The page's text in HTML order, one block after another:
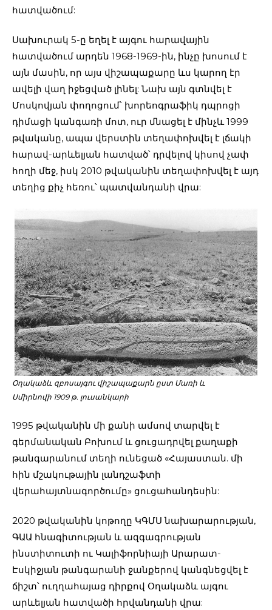
հատվածում:
Սախուրակ 5-ը եղել է այգու հարավային
հատվածում արդեն 1968-1969-ին, ինչը խոսում է
այն մասին, որ այս վիշապաքարը ևս կարող էր
ավելի վաղ իջեցված լինել: Նախ այն գտնվել է
Մոսկովյան փողոցում՝ խորեոգրաֆիկ դպրոցի
դիմացի կանգառի մոտ, ուր մնացել է մինչև 1999
թվականը, ապա վերստին տեղափոխվել է լճակի
հարավ-արևելյան հատված՝ դրվելով կիսով չափ
հողի մեջ, իսկ 2010 թվականին տեղափոխվել է այդ
տեղից քիչ հեռու՝ պատվանդանի վրա:
Օղակաձև զբոսայգու վիշապաքարն ըստ Մառի և
Սմիրնովի 1909 թ. լուսանկարի
1995 թվականին մի քանի ամսով տարվել է
գերմանական Բոխում և ցուցադրվել քաղաքի
թանգարանում տեղի ունեցած «Հայաստան. մի
հին մշակութային լանդշաֆտի
վերահայտնագործումը» ցուցահանդեսին:
2020 թվականին կոթողը ԿԳՄՍ նախարարության,
ԳԱԱ հնագիտության և ազգագրության
ինստիտուտի ու Կալիֆորնիայի Արարատ-
Էսկիջյան թանգարանի ջանքերով կանգնեցվել է
ճիշտ՝ ուղղահայաց դիրքով Օղակաձև այգու
արևելյան հատվածի հրվանդանի վրա: